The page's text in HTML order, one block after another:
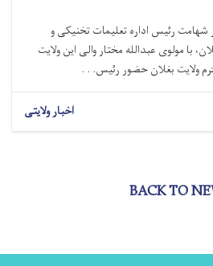
شهامت رئیس اداره تعلیمات تخنیکی و
با مولوی عبدالله مختار والی این ولایت
ولایت بغلان حضور رئیس. . .
اخبار ولایتی
BACK TO